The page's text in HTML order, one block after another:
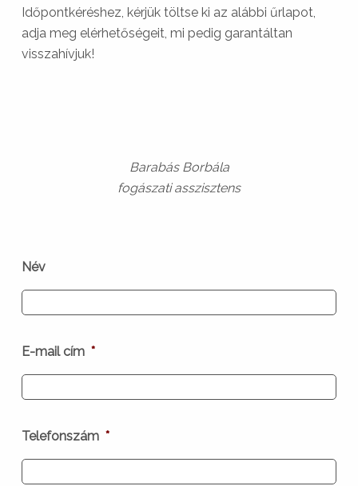
Időpontkéréshez, kérjük töltse ki az alábbi űrlapot,
adja meg elérhetőségeit, mi pedig garantáltan
visszahívjuk!
Barabás Borbála
fogászati asszisztens
Név
E-mail cím *
Telefonszám *